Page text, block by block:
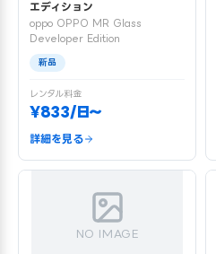
エディション
oppo OPPO MR Glass
Developer Edition
新品
レンタル料金
¥833/日〜
詳細を見る
NO IMAGE